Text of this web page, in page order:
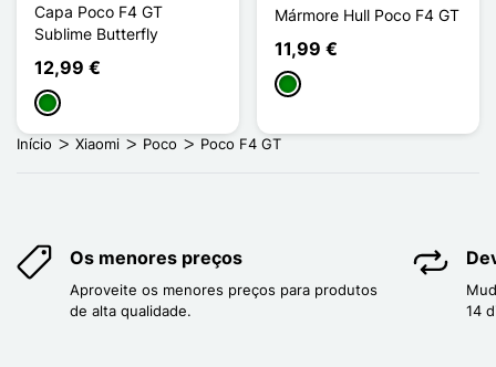
Capa Poco F4 GT
Sublime Butterfly
12,99 €
Verde
Mármore Hull Poco F4 GT
11,99 €
Verde
Início Xiaomi Poco Poco F4 GT
Os menores preços
Aproveite os menores preços para produtos
de alta qualidade.
14